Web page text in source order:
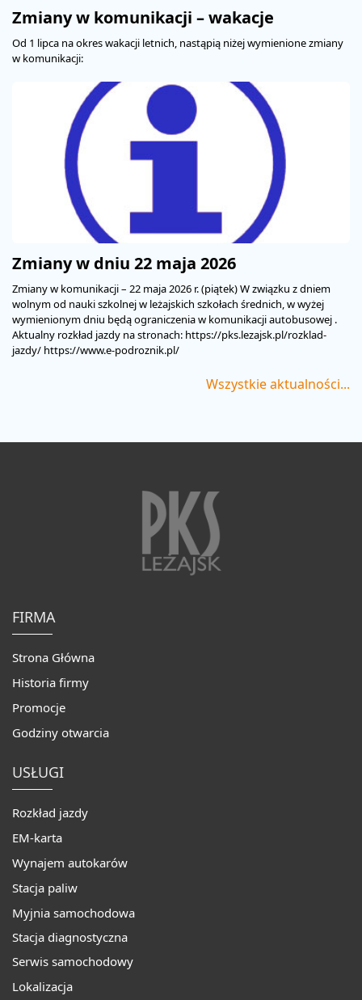
Zmiany w komunikacji – wakacje
Od 1 lipca na okres wakacji letnich, nastąpią niżej wymienione zmiany
w komunikacji:
Zmiany w dniu 22 maja 2026
Zmiany w komunikacji – 22 maja 2026 r. (piątek) W związku z dniem
wolnym od nauki szkolnej w leżajskich szkołach średnich, w wyżej
wymienionym dniu będą ograniczenia w komunikacji autobusowej .
Aktualny rozkład jazdy na stronach: https://pks.lezajsk.pl/rozklad-
jazdy/ https://www.e-podroznik.pl/
Wszystkie aktualności...
FIRMA
Strona Główna
Historia firmy
Promocje
Godziny otwarcia
USŁUGI
Rozkład jazdy
EM-karta
Wynajem autokarów
Stacja paliw
Myjnia samochodowa
Stacja diagnostyczna
Serwis samochodowy
Lokalizacja